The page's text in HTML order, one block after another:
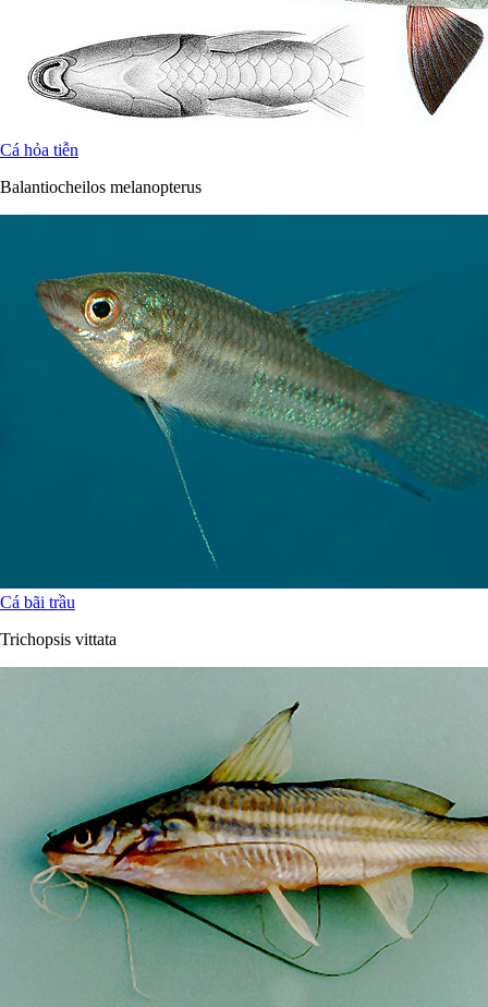
Cá hỏa tiễn
Balantiocheilos melanopterus
Cá bãi trầu
Trichopsis vittata